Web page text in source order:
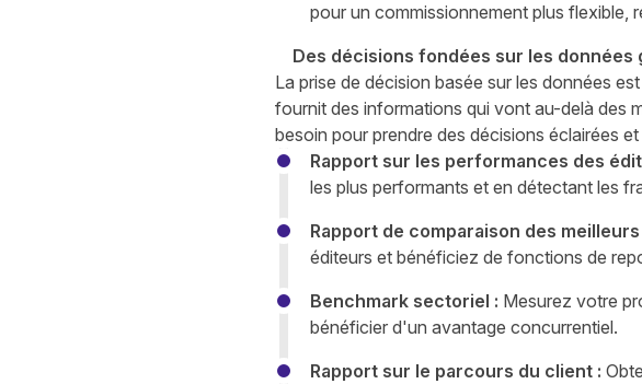
pour un commissionnement plus
Des décisions fondées sur les
La prise de décision basée sur les données
fournit des informations qui vont au-delà des
besoin pour prendre des décisions éclairées
Rapport sur les performances des
les plus performants et en détectant les
Rapport de comparaison des
éditeurs et bénéficiez de fonctions de
Benchmark sectoriel : Mesurez votre
bénéficier d'un avantage concurrentiel.
Rapport sur le parcours du client :